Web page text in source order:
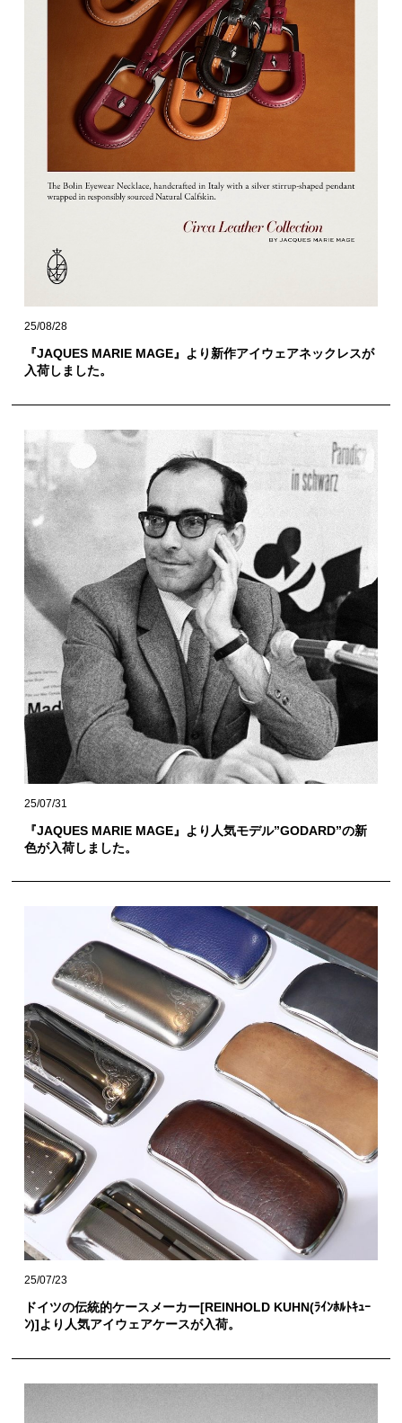
25/08/28
『JAQUES MARIE MAGE』より新作アイウェアネックレスが
入荷しました。
25/07/31
『JAQUES MARIE MAGE』より人気モデル”GODARD”の新
色が入荷しました。
25/07/23
ドイツの伝統的ケースメーカー[REINHOLD KUHN(ﾗｲﾝﾎﾙﾄｷｭｰ
ﾝ)]より人気アイウェアケースが入荷。